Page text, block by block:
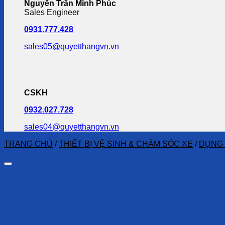
Nguyễn Trần Minh Phúc
Sales Engineer
0931.777.428
sales05@quyetthangvn.vn
CSKH
0932.027.728
sales04@quyetthangvn.vn
TRANG CHỦ / THIẾT BỊ VỆ SINH & CHĂM SÓC XE /